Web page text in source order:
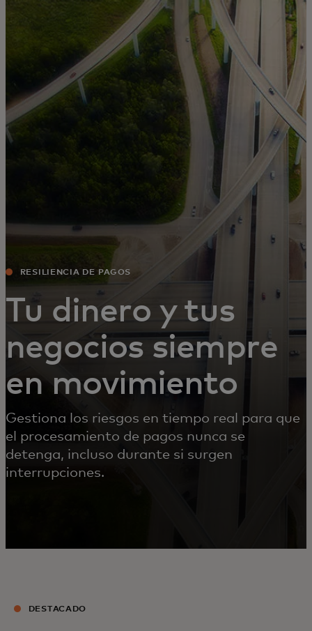
Para empresas
Para el mundo
Para innovadores
Noticias y tendencias
RESILIENCIA DE PAGOS
Tu dinero y tus
negocios siempre
en movimiento
Gestiona los riesgos en tiempo real para que
el procesamiento de pagos nunca se
detenga, incluso durante si surgen
interrupciones.
DESTACADO